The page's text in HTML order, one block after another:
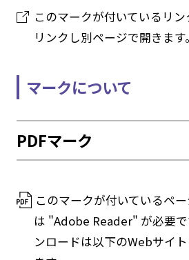
このマークが付いているリ
リンクし別ページで開きます。
マークについて
PDFマーク
このマークが付いているペ
は "Adobe Reader" が必要で
ンロードは以下のWebサイ